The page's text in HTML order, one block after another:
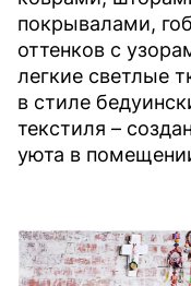
покрывалами,
оттенков с
легкие светлые
в стиле
текстиля –
уюта в